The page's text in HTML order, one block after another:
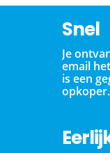
Snel
Je
email
is een
opkoper.